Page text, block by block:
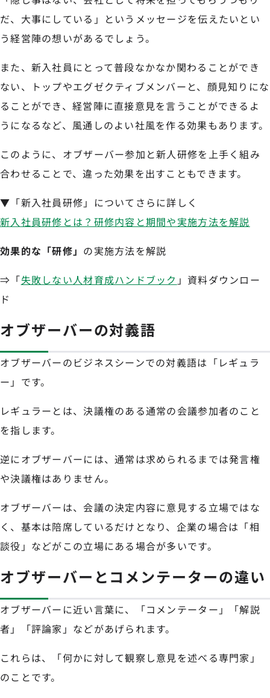
だ、大事にしている」というメッセージを伝えたいとい
う経営陣の想いがあるでしょう。
また、新入社員にとって普段なかなか関わることができ
ない、トップやエグゼクティブメンバーと、顔見知りにな
ることができ、経営陣に直接意見を言うことができるよ
うになるなど、風通しのよい社風を作る効果もあります。
このように、オブザーバー参加と新人研修を上手く組み
合わせることで、違った効果を出すこともできます。
▼「新入社員研修」についてさらに詳しく
新入社員研修とは？研修内容と期間や実施方法を解説
効果的な「研修」 の実施方法を解説
⇒「失敗しない人材育成ハンドブック 」資料ダウンロー
ド
オブザーバーの対義語
オブザーバーのビジネスシーンでの対義語は「レギュラ
ー」です。
レギュラーとは、決議権のある通常の会議参加者のこと
を指します。
逆にオブザーバーには、通常は求められるまでは発言権
や決議権はありません。
オブザーバーは、会議の決定内容に意見する立場ではな
く、基本は陪席しているだけとなり、企業の場合は「相
談役」などがこの立場にある場合が多いです。
オブザーバーとコメンテーターの違い
オブザーバーに近い言葉に、「コメンテーター」「解説
者」「評論家」などがあげられます。
これらは、「何かに対して観察し意見を述べる専門家」
のことです。